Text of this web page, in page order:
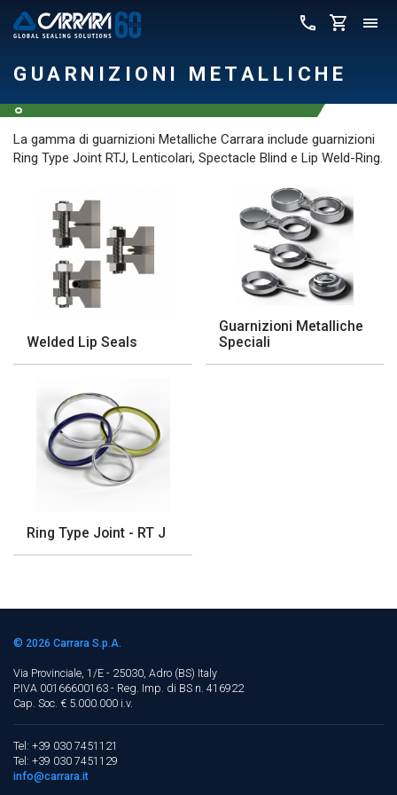
GUARNIZIONI METALLICHE
La gamma di guarnizioni Metalliche Carrara include guarnizioni
Ring Type Joint RTJ, Lenticolari, Spectacle Blind e Lip Weld-Ring.
Welded Lip Seals
Guarnizioni Metalliche
Speciali
Ring Type Joint - RT J
© 2026 Carrara S.p.A.
Via Provinciale, 1/E - 25030, Adro (BS) Italy
P.IVA 00166600163 - Reg. Imp. di BS n. 416922
Cap. Soc. € 5.000.000 i.v.
Tel: +39 030 7451121
Tel: +39 030 7451129
info@carrara.it